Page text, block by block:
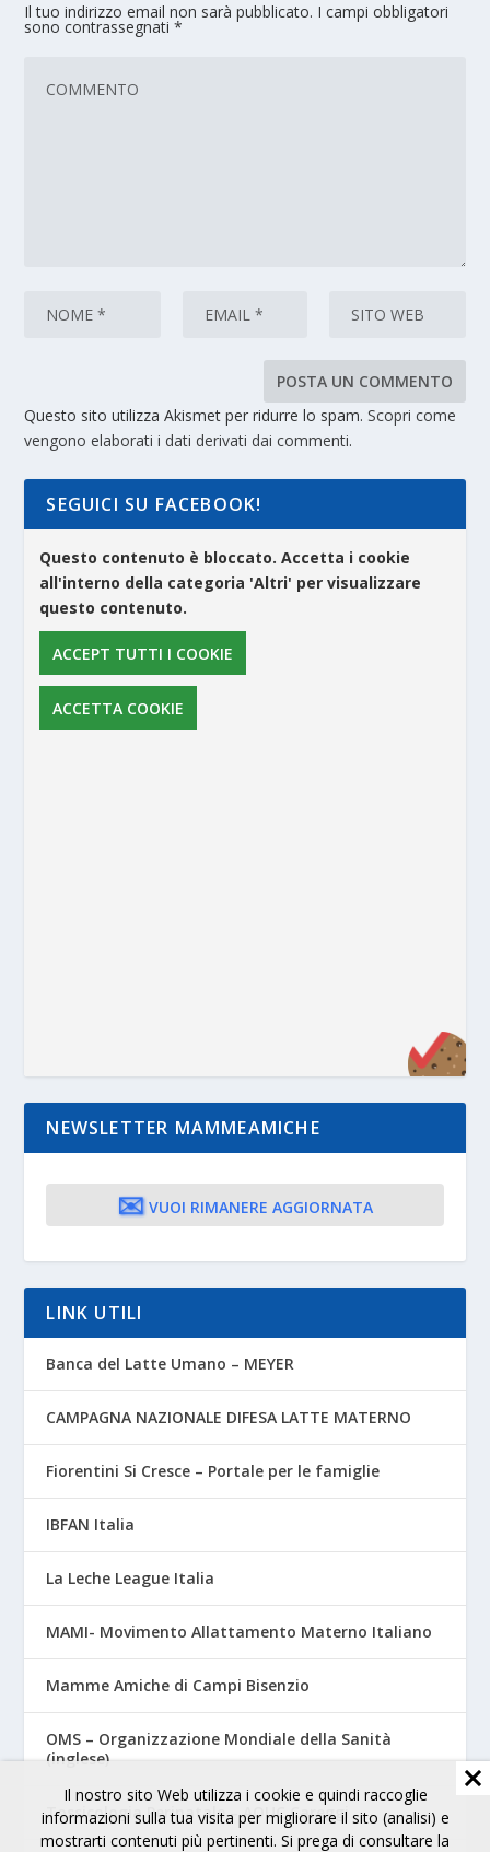
Il tuo indirizzo email non sarà pubblicato. I campi obbligatori
sono contrassegnati*
Questo sito utilizza Akismet per ridurre lo spam.Scopri come
vengono elaborati i dati derivati dai commenti.
SEGUICI SU FACEBOOK!
Questo contenuto è bloccato. Accetta i cookie
all'interno della categoria 'Altri' per visualizzare
questo contenuto.
ACCEPT TUTTI I COOKIE
ACCETTA COOKIE
NEWSLETTER MAMMEAMICHE
✉️ VUOI RIMANERE AGGIORNATA
LINK UTILI
Banca del Latte Umano – MEYER
CAMPAGNA NAZIONALE DIFESA LATTE MATERNO
Fiorentini Si Cresce – Portale per le famiglie
IBFAN Italia
La Leche League Italia
MAMI- Movimento Allattamento Materno Italiano
Mamme Amiche di Campi Bisenzio
OMS – Organizzazione Mondiale della Sanità
(inglese)
Tossicologia Perinatale – AOUC Careggi
Il nostro sito Web utilizza i cookie e quindi raccoglie
informazioni sulla tua visita per migliorare il sito (analisi) e
mostrarti contenuti più pertinenti. Si prega di consultare la